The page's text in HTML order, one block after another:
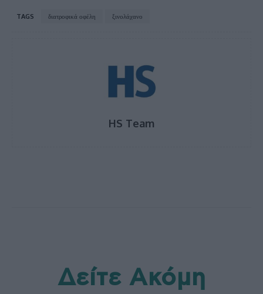
TAGS διατροφικά οφέλη ξινολάχανο
HS Team
Δείτε Ακόμη